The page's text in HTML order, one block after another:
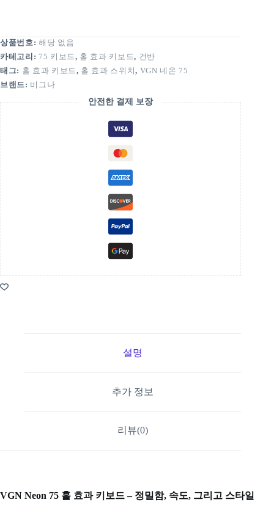
상품번호: 해당 없음
카테고리: 75 키보드, 홀 효과 키보드, 건반
태그: 홀 효과 키보드, 홀 효과 스위치, VGN 네온 75
브랜드: 비그나
안전한 결제 보장
설명
추가 정보
리뷰(0)
VGN Neon 75 홀 효과 키보드 – 정밀함, 속도, 그리고 스타일